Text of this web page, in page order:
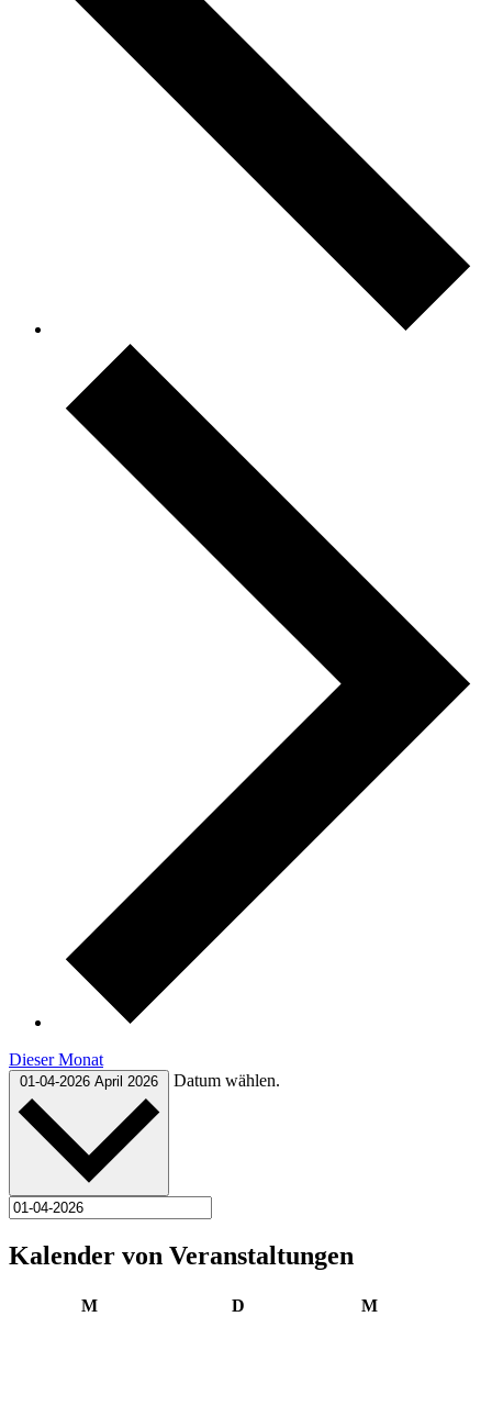
Dieser Monat
01-04-2026 April 2026 Datum wählen.
Kalender von Veranstaltungen
MMontag D MMittwoch